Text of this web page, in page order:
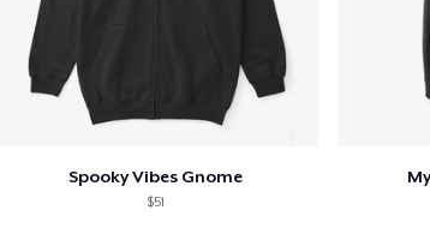
Spooky Vibes Gnome
$51